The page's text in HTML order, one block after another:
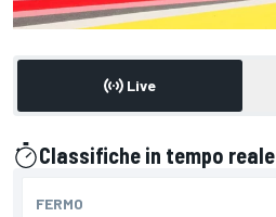
Live
Classifiche in tempo reale
FERMO